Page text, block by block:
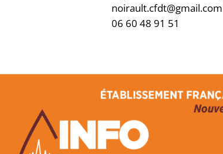
noirault.cfdt@gmail.com
06 60 48 91 51